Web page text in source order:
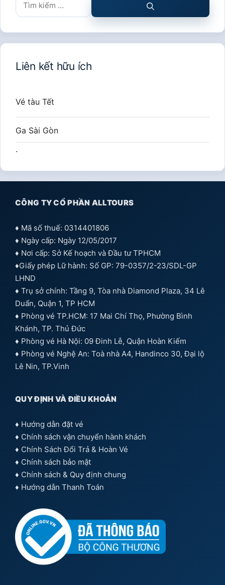
kiếm
Liên kết hữu ích
Vé tàu Tết
Ga Sài Gòn
.
CÔNG TY CỔ PHẦN ALLTOURS
♦ Mã số thuế: 0314401806
♦ Ngày cấp: Ngày 12/05/2017
♦ Nơi cấp: Sở Kế hoạch và Đầu tư TPHCM
♦Giấy phép Lữ hành: Số GP: 79-0357/2-23/SDL-GP
LHND
♦ Trụ sở chính: Tầng 9, Tòa nhà Diamond Plaza, 34 Lê
Duẩn, Quận 1, TP HCM
♦ Phòng vé TP.HCM: 17 Mai Chí Thọ, Phường Bình
Khánh, TP. Thủ Đức
♦ Phòng vé Hà Nội: 09 Đinh Lễ, Quận Hoàn Kiếm
♦ Phòng vé Nghệ An: Toà nhà A4, Handinco 30, Đại lộ
Lê Nin, TP.Vinh
QUY ĐỊNH VÀ ĐIỀU KHOẢN
♦ Hướng dẫn đặt vé
♦ Chính sách vận chuyển hành khách
♦ Chính Sách Đổi Trả & Hoàn Vé
♦ Chính sách bảo mật
♦ Chính sách & Quy định chung
♦ Hướng dẫn Thanh Toán